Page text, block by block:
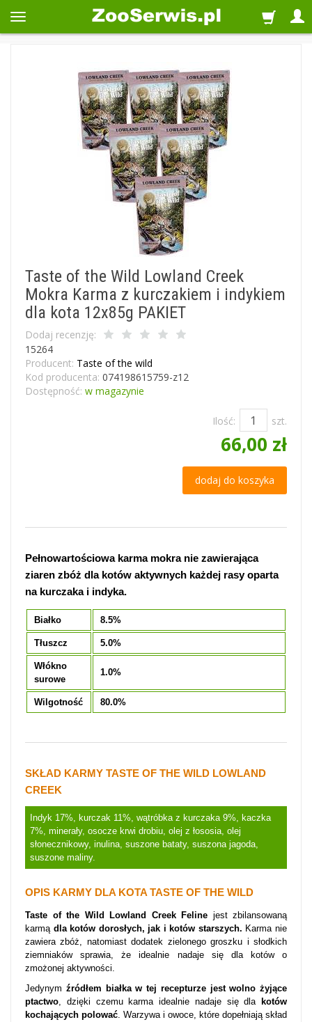
Taste of the Wild Lowland Creek
Mokra Karma z kurczakiem i indykiem
dla kota 12x85g PAKIET
Dodaj recenzję:
15264
Producent: Taste of the wild
Kod producenta: 074198615759-z12
Dostępność: w magazynie
Ilość: szt.
66,00 zł
dodaj do koszyka
Pełnowartościowa karma mokra nie zawierająca
ziaren zbóż dla kotów aktywnych każdej rasy oparta
na kurczaka i indyka.
Białko 8.5%
Tłuszcz 5.0%
Włókno
surowe
1.0%
Wilgotność 80.0%
SKŁAD KARMY TASTE OF THE WILD LOWLAND
CREEK
Indyk 17%, kurczak 11%, wątróbka z kurczaka 9%, kaczka
7%, minerały, osocze krwi drobiu, olej z łososia, olej
słonecznikowy, inulina, suszone bataty, suszona jagoda,
suszone maliny.
OPIS KARMY DLA KOTA TASTE OF THE WILD
Taste of the Wild Lowland Creek Feline jest zbilansowaną
karmą dla kotów dorosłych, jak i kotów starszych. Karma nie
zawiera zbóż, natomiast dodatek zielonego groszku i słodkich
ziemniaków sprawia, że idealnie nadaje się dla kotów o
zmożonej aktywności.
Jedynym źródłem białka w tej recepturze jest wolno żyjące
ptactwo, dzięki czemu karma idealnie nadaje się dla kotów
kochających polować. Warzywa i owoce, które dopełniają skład